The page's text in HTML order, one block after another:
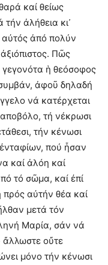
καί θείως
ἀλήθεια κι᾿
αὐτός ἀπό πολύν
Πῶς
ἡ θεόσοφος
ἀφοῦ δηλαδή
νά κατέρχεται
τή νέκρωσι
τήν κένωσι
πού ἦσαν
καί ἀλόη καί
τό σῶμα, καί ἐπί
αὐτήν θέα καί
μετά τόν
Μαρία, σάν νά
οὔτε
μόνο τήν κένωσι